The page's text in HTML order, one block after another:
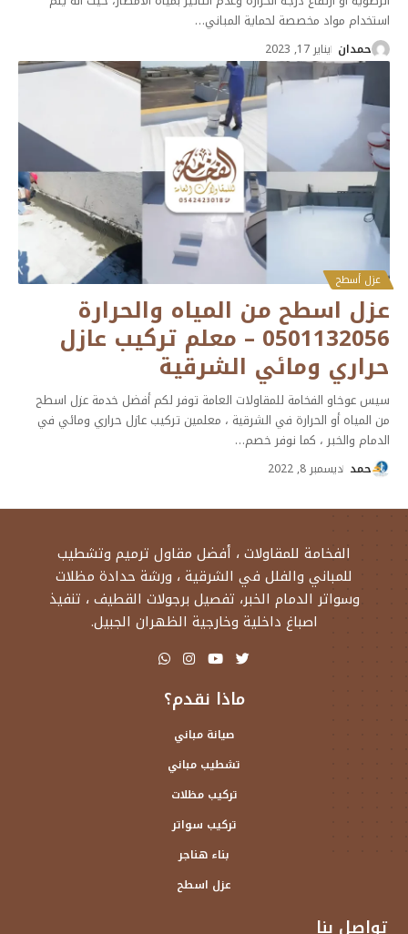
استخدام مواد مخصصة لحماية المباني…
حمدان يناير 17, 2023
عزل أسطح
عزل اسطح من المياه والحرارة
0501132056 – معلم تركيب عازل
حراري ومائي الشرقية
سيس عوخاو الفخامة للمقاولات العامة توفر لكم أفضل خدمة عزل اسطح
من المياه أو الحرارة في الشرقية ، معلمين تركيب عازل حراري ومائي في
الدمام والخبر ، كما نوفر خصم…
حمد ديسمبر 8, 2022
الفخامة للمقاولات ، أفضل مقاول ترميم وتشطيب
للمباني والفلل في الشرقية ، ورشة حدادة مظلات
وسواتر الدمام الخبر، تفصيل برجولات القطيف ، تنفيذ
اصباغ داخلية وخارجية الظهران الجبيل.
ماذا نقدم؟
صيانة مباني
تشطيب مباني
تركيب مظلات
تركيب سواتر
بناء هناجر
عزل اسطح
تواصل بنا